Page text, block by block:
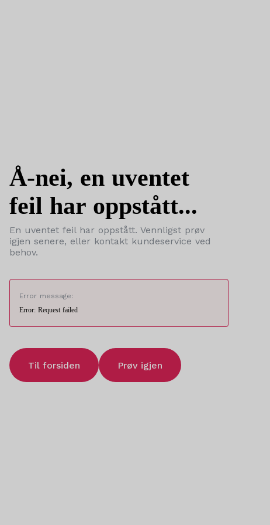
Å-nei, en uventet
feil har oppstått...
En uventet feil har oppstått. Vennligst prøv
igjen senere, eller kontakt kundeservice ved
behov.
Error message:
Error: Request failed
Til forsiden Prøv igjen